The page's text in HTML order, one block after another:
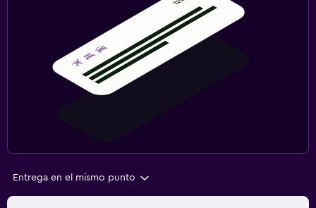
Entrega en el mismo punto